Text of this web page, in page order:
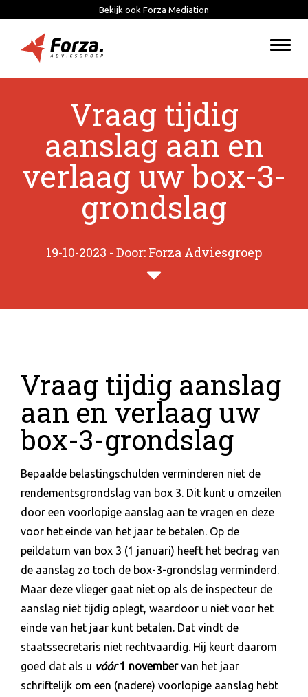
Bekijk ook Forza Mediation
Vraag tijdig
aanslag aan en
verlaag uw box-3-
grondslag
19-10-2023 - Door: Forza Adviesgroep
Vraag tijdig aanslag
aan en verlaag uw
box-3-grondslag
Bepaalde belastingschulden verminderen niet de
rendementsgrondslag van box 3. Dit kunt u omzeilen
door een voorlopige aanslag aan te vragen en deze
voor het einde van het jaar te betalen. Op de
peildatum van box 3 (1 januari) heeft het bedrag van
de aanslag zo toch de box-3-grondslag verminderd.
Maar deze vlieger gaat niet op als de inspecteur de
aanslag niet tijdig oplegt, waardoor u niet voor het
einde van het jaar kunt betalen. Dat vindt de
staatssecretaris niet rechtvaardig. Hij keurt daarom
goed dat als u vóór1 novembervan het jaar
schriftelijk om een (nadere) voorlopige aanslag hebt